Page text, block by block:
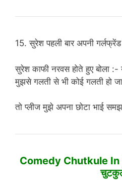
15. सुरेश पहली बार अपनी
सुरेश काफी नरवस होते हुए बोला
मुझसे गलती से भी कोई गलती हो
तो प्लीज मुझे अपना छोटा भाई
Comedy Chutkule In